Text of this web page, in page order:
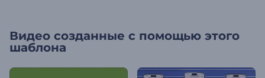
Видео созданные с помощью этого
шаблона